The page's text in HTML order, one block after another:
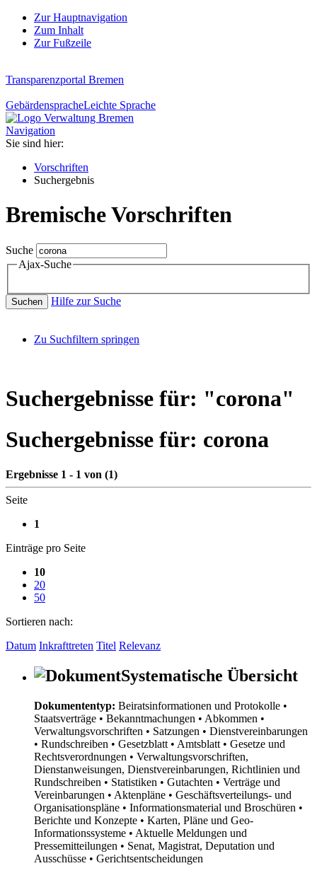
Zur Hauptnavigation
Zum Inhalt
Zur Fußzeile
Transparenzportal Bremen
GebärdenspracheLeichte Sprache
Navigation
Sie sind hier:
Vorschriften
Suchergebnis
Bremische Vorschriften
Suche
Ajax-Suche
Suchen Hilfe zur Suche
Zu Suchfiltern springen
Suchergebnisse für: "corona"
Suchergebnisse für: corona
Ergebnisse 1 - 1 von (1)
Seite
1
Einträge pro Seite
10
20
50
Sortieren nach:
Datum Inkrafttreten Titel Relevanz
Systematische Übersicht
Dokumententyp: Beiratsinformationen und Protokolle •
Staatsverträge • Bekanntmachungen • Abkommen •
Verwaltungsvorschriften • Satzungen • Dienstvereinbarungen
• Rundschreiben • Gesetzblatt • Amtsblatt • Gesetze und
Rechtsverordnungen • Verwaltungsvorschriften,
Dienstanweisungen, Dienstvereinbarungen, Richtlinien und
Rundschreiben • Statistiken • Gutachten • Verträge und
Vereinbarungen • Aktenpläne • Geschäftsverteilungs- und
Organisationspläne • Informationsmaterial und Broschüren •
Berichte und Konzepte • Karten, Pläne und Geo-
Informationssysteme • Aktuelle Meldungen und
Pressemitteilungen • Senat, Magistrat, Deputation und
Ausschüsse • Gerichtsentscheidungen